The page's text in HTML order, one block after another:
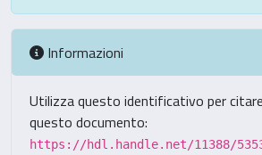
Informazioni
Utilizza questo identificativo per
questo documento:
https://hdl.handle.net/11388/